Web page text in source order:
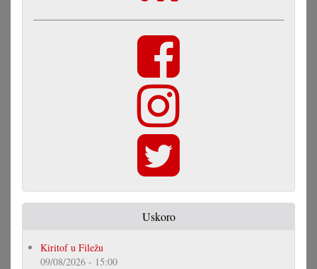
Uskoro
Kiritof u Filežu
09/08/2026 - 15:00